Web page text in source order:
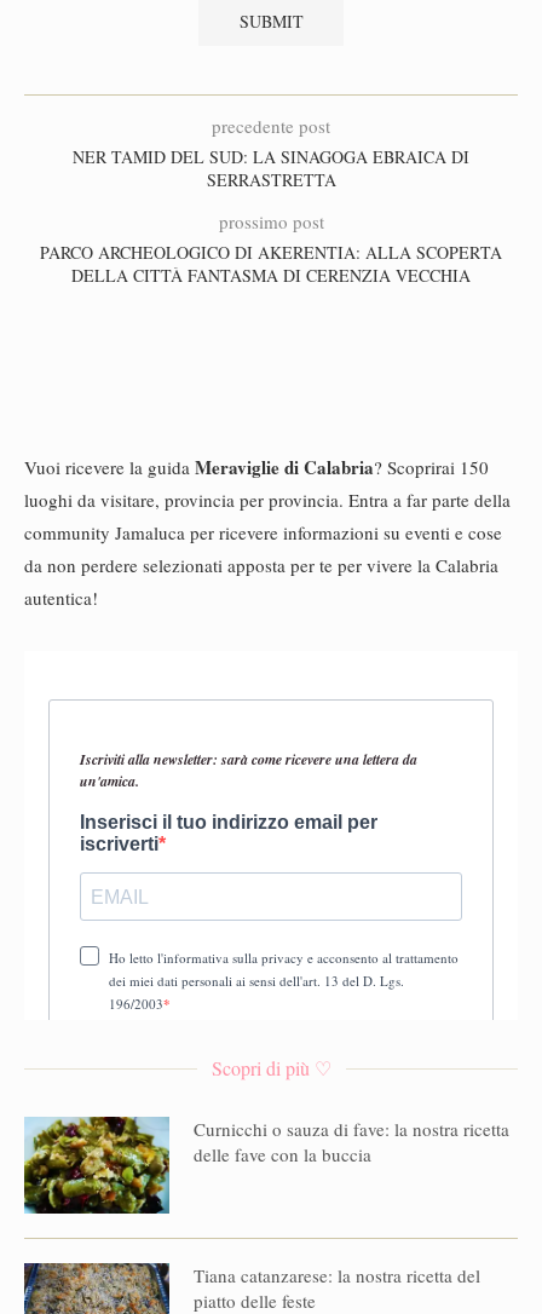
precedente post
NER TAMID DEL SUD: LA SINAGOGA EBRAICA DI
SERRASTRETTA
prossimo post
PARCO ARCHEOLOGICO DI AKERENTIA: ALLA SCOPERTA
DELLA CITTÀ FANTASMA DI CERENZIA VECCHIA
Vuoi ricevere la guida Meraviglie di Calabria? Scoprirai 150
luoghi da visitare, provincia per provincia. Entra a far parte della
community Jamaluca per ricevere informazioni su eventi e cose
da non perdere selezionati apposta per te per vivere la Calabria
autentica!
Scopri di più ♡
Curnicchi o sauza di fave: la nostra ricetta
delle fave con la buccia
Tiana catanzarese: la nostra ricetta del
piatto delle feste